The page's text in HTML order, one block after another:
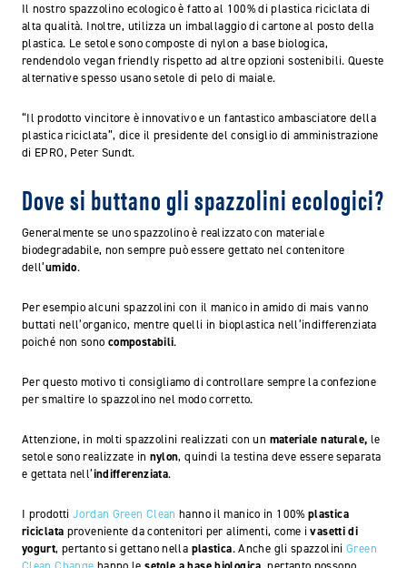
Il nostro spazzolino ecologico è fatto al 100% di plastica riciclata di
alta qualità. Inoltre, utilizza un imballaggio di cartone al posto della
plastica. Le setole sono composte di nylon a base biologica,
rendendolo vegan friendly rispetto ad altre opzioni sostenibili. Queste
alternative spesso usano setole di pelo di maiale.
“Il prodotto vincitore è innovativo e un fantastico ambasciatore della
plastica riciclata”, dice il presidente del consiglio di amministrazione
di EPRO, Peter Sundt.
Dove si buttano gli spazzolini ecologici?
Generalmente se uno spazzolino è realizzato con materiale
biodegradabile, non sempre può essere gettato nel contenitore
dell’umido.
Per esempio alcuni spazzolini con il manico in amido di mais vanno
buttati nell’organico, mentre quelli in bioplastica nell’indifferenziata
poiché non sono compostabili.
Per questo motivo ti consigliamo di controllare sempre la confezione
per smaltire lo spazzolino nel modo corretto.
Attenzione, in molti spazzolini realizzati con un materiale naturale, le
setole sono realizzate in nylon, quindi la testina deve essere separata
e gettata nell’indifferenziata.
I prodottiJordan Green Clean hanno il manico in 100%plastica
riciclata proveniente da contenitori per alimenti, come ivasetti di
yogurt, pertanto si gettano nella plastica. Anche gli spazzoliniGreen